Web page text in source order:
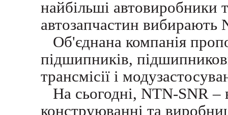
найбільші автовиробники
автозапчастин вибирають
Об'єднана компанія
підшипників,
трансмісії і
На сьогодні, NTN-SNR –
конструюванні та